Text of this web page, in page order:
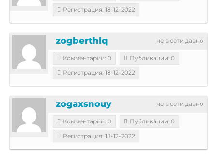
Регистрация: 18-12-2022
не в сети давно
zogberthlq
Комментарии: 0
Публикации: 0
Регистрация: 18-12-2022
не в сети давно
zogaxsnouy
Комментарии: 0
Публикации: 0
Регистрация: 18-12-2022